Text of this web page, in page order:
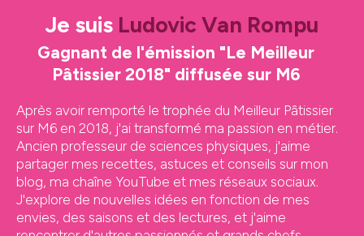
Je suis Ludovic Van Rompu
Gagnant de l'émission "Le Meilleur
Pâtissier 2018" diffusée sur M6
Après avoir remporté le trophée du Meilleur Pâtissier
sur M6 en 2018, j'ai transformé ma passion en métier.
Ancien professeur de sciences physiques, j'aime
partager mes recettes, astuces et conseils sur mon
blog, ma chaîne YouTube et mes réseaux sociaux.
J'explore de nouvelles idées en fonction de mes
envies, des saisons et des lectures, et j'aime